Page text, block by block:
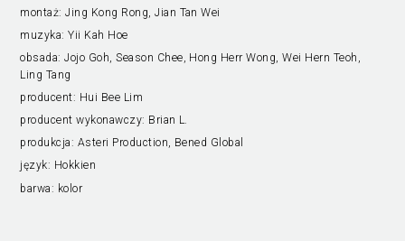
montaż:Jing Kong Rong, Jian Tan Wei
muzyka:Yii Kah Hoe
obsada:Jojo Goh, Season Chee, Hong Herr Wong, Wei Hern Teoh,
Ling Tang
producent: Hui Bee Lim
producent wykonawczy: Brian L.
produkcja: Asteri Production, Bened Global
język: Hokkien
barwa: kolor